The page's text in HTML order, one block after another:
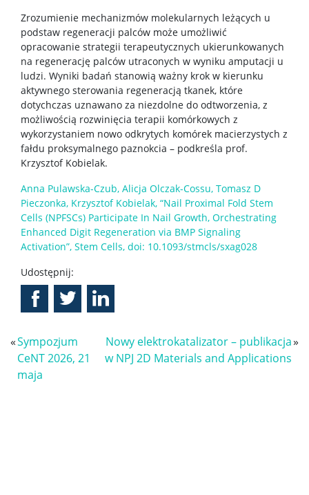
Zrozumienie mechanizmów molekularnych leżących u
podstaw regeneracji palców może umożliwić
opracowanie strategii terapeutycznych ukierunkowanych
na regenerację palców utraconych w wyniku amputacji u
ludzi. Wyniki badań stanowią ważny krok w kierunku
aktywnego sterowania regeneracją tkanek, które
dotychczas uznawano za niezdolne do odtworzenia, z
możliwością rozwinięcia terapii komórkowych z
wykorzystaniem nowo odkrytych komórek macierzystych z
fałdu proksymalnego paznokcia – podkreśla prof.
Krzysztof Kobielak.
Anna Pulawska-Czub, Alicja Olczak-Cossu, Tomasz D
Pieczonka, Krzysztof Kobielak, “Nail Proximal Fold Stem
Cells (NPFSCs) Participate In Nail Growth, Orchestrating
Enhanced Digit Regeneration via BMP Signaling
Activation”, Stem Cells, doi: 10.1093/stmcls/sxag028
Udostępnij:
«Sympozjum
CeNT 2026, 21
maja
Nowy elektrokatalizator – publikacja
w NPJ 2D Materials and Applications
»